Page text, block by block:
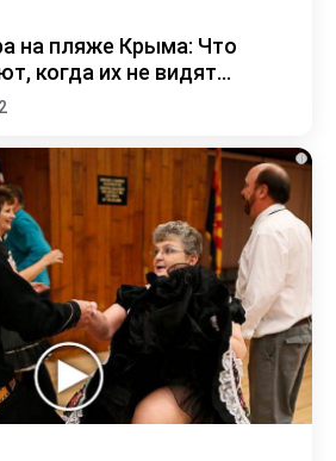
на пляже Крыма: Что
когда их не видят...
i